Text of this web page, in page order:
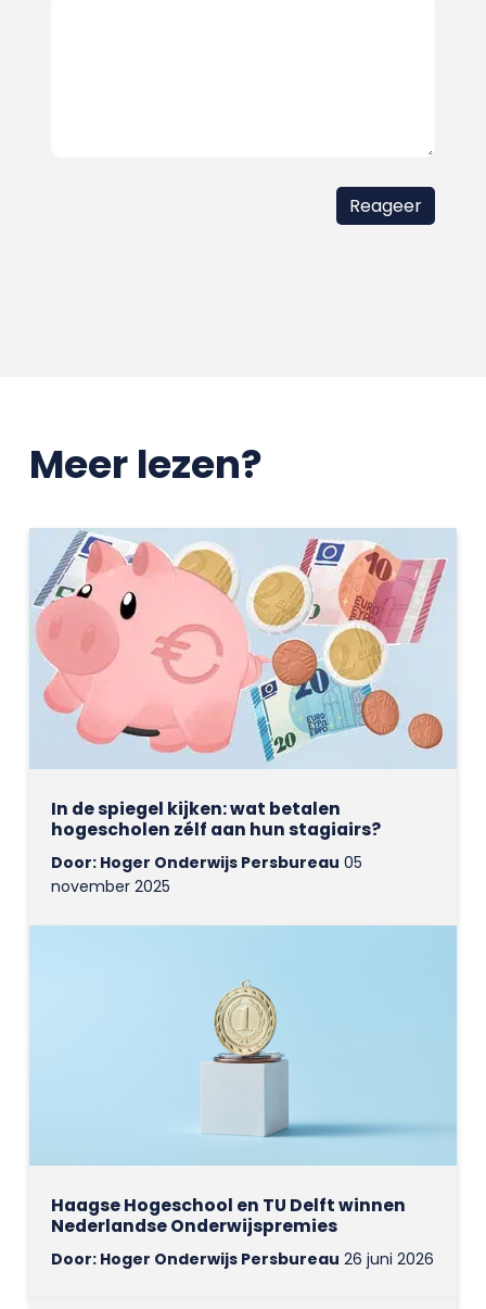
Meer lezen?
In de spiegel kijken: wat betalen
hogescholen zélf aan hun stagiairs?
Door: Hoger Onderwijs Persbureau 05
november 2025
Haagse Hogeschool en TU Delft winnen
Nederlandse Onderwijspremies
Door: Hoger Onderwijs Persbureau 26 juni 2026